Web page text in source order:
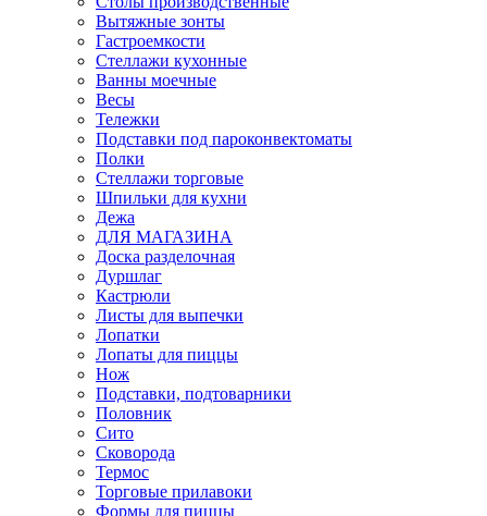
Вытяжные зонты
Гастроемкости
Стеллажи кухонные
Ванны моечные
Весы
Тележки
Подставки под пароконвектоматы
Полки
Стеллажи торговые
Шпильки для кухни
Дежа
ДЛЯ МАГАЗИНА
Доска разделочная
Дуршлаг
Кастрюли
Листы для выпечки
Лопатки
Лопаты для пиццы
Нож
Подставки, подтоварники
Половник
Сито
Сковорода
Термос
Торговые прилавоки
Формы для пиццы